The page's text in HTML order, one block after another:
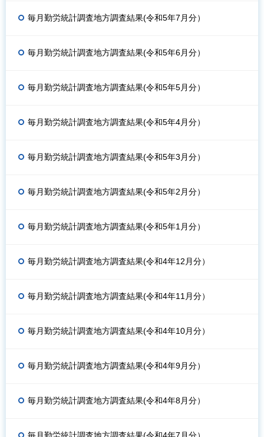
毎月勤労統計調査地方調査結果(令和5年7月分）
毎月勤労統計調査地方調査結果(令和5年6月分）
毎月勤労統計調査地方調査結果(令和5年5月分）
毎月勤労統計調査地方調査結果(令和5年4月分）
毎月勤労統計調査地方調査結果(令和5年3月分）
毎月勤労統計調査地方調査結果(令和5年2月分）
毎月勤労統計調査地方調査結果(令和5年1月分）
毎月勤労統計調査地方調査結果(令和4年12月分）
毎月勤労統計調査地方調査結果(令和4年11月分）
毎月勤労統計調査地方調査結果(令和4年10月分）
毎月勤労統計調査地方調査結果(令和4年9月分）
毎月勤労統計調査地方調査結果(令和4年8月分）